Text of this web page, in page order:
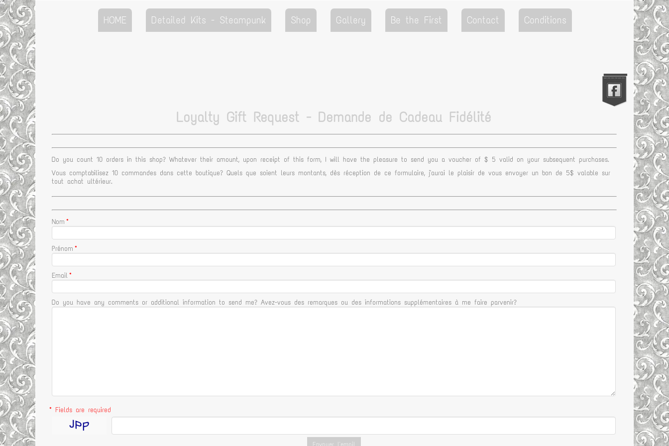
HOME Detailed Kits - Steampunk Shop Gallery Be the First Contact Conditions
Go to the Top
Loyalty Gift Request - Demande de Cadeau Fidélité
Do you count 10 orders in this shop? Whatever their amount, upon receipt of this form, I will have the pleasure to send you a voucher of $ 5 valid on your subsequent purchases.
Vous comptabilisez 10 commandes dans cette boutique? Quels que soient leurs montants, dès réception de ce formulaire, j'aurai le plaisir de vous envoyer un bon de 5$ valable sur
tout achat ultérieur.
Nom *
Prénom *
Email*
Do you have any comments or additional information to send me? Avez-vous des remarques ou des informations supplémentaires à me faire parvenir?
* Fields are required
Envoyer l'email